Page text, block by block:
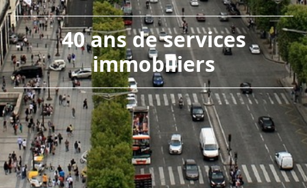
40 ans de services
immobiliers